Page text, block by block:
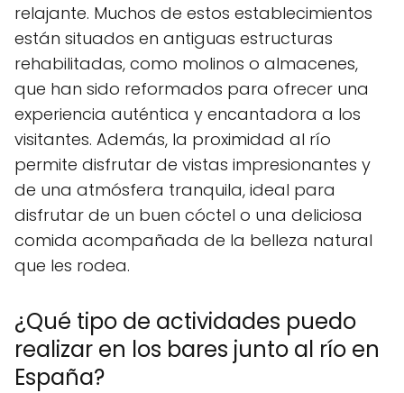
relajante. Muchos de estos establecimientos
están situados en antiguas estructuras
rehabilitadas, como molinos o almacenes,
que han sido reformados para ofrecer una
experiencia auténtica y encantadora a los
visitantes. Además, la proximidad al río
permite disfrutar de vistas impresionantes y
de una atmósfera tranquila, ideal para
disfrutar de un buen cóctel o una deliciosa
comida acompañada de la belleza natural
que les rodea.
¿Qué tipo de actividades puedo
realizar en los bares junto al río en
España?